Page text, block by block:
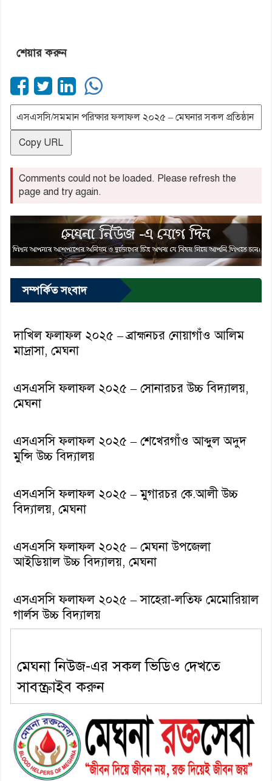
শেয়ার করুন
Copy URL
Comments could not be loaded. Please refresh the
page and try again.
সম্পর্কিত সংবাদ
দাখিল ফলাফল ২০২৫ – ব্রাহ্মনচর নোয়াগাঁও আলিম
মাদ্রাসা, মেঘনা
এসএসসি ফলাফল ২০২৫ – সোনারচর উচ্চ বিদ্যালয়,
মেঘনা
এসএসসি ফলাফল ২০২৫ – শেখেরগাঁও আব্দুল অদুদ
মুন্সি উচ্চ বিদ্যালয়
এসএসসি ফলাফল ২০২৫ – মুগারচর কে.আলী উচ্চ
বিদ্যালয়, মেঘনা
এসএসসি ফলাফল ২০২৫ – মেঘনা উপজেলা
আইডিয়াল উচ্চ বিদ্যালয়, মেঘনা
এসএসসি ফলাফল ২০২৫ – সাহেরা-লতিফ মেমোরিয়াল
গার্লস উচ্চ বিদ্যালয়
মেঘনা নিউজ-এর সকল ভিডিও দেখতে
সাবস্ক্রাইব করুন